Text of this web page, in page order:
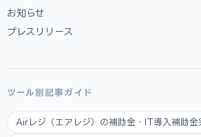
お知らせ
プレスリリース
ツール別記事ガイド
Airレジ（エアレジ）の補助金・IT導入補助金